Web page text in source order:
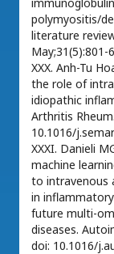
polymyositis/
literature
May;31(5):801-
XXX. Anh-Tu
the role of
idiopathic
Arthritis
10.1016/
XXXI. Danieli
machine
to intravenous
in
future multi-
diseases.
doi: 10.1016/